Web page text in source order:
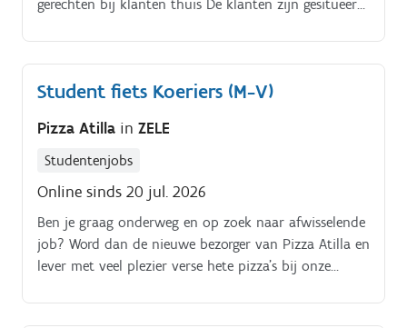
gerechten bij klanten thuis De klanten zijn gesitueerd
innen.
Student fiets Koeriers (M-V)
Pizza Atilla in ZELE
Studentenjobs
Online sinds 20 jul. 2026
Ben je graag onderweg en op zoek naar afwisselende
job? Word dan de nieuwe bezorger van Pizza Atilla en
lever met veel plezier verse hete pizza’s bij onze
klantcontacten en werkt met collega’s die je vrienden